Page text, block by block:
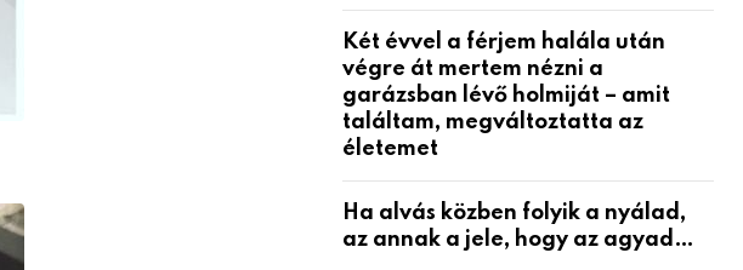
Két évvel a férjem halála után
végre át mertem nézni a
garázsban lévő holmiját – amit
találtam, megváltoztatta az
életemet
Ha alvás közben folyik a nyálad,
az annak a jele, hogy az agyad…